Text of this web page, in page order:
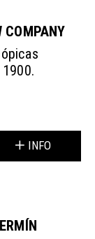
COMPANY
INFO